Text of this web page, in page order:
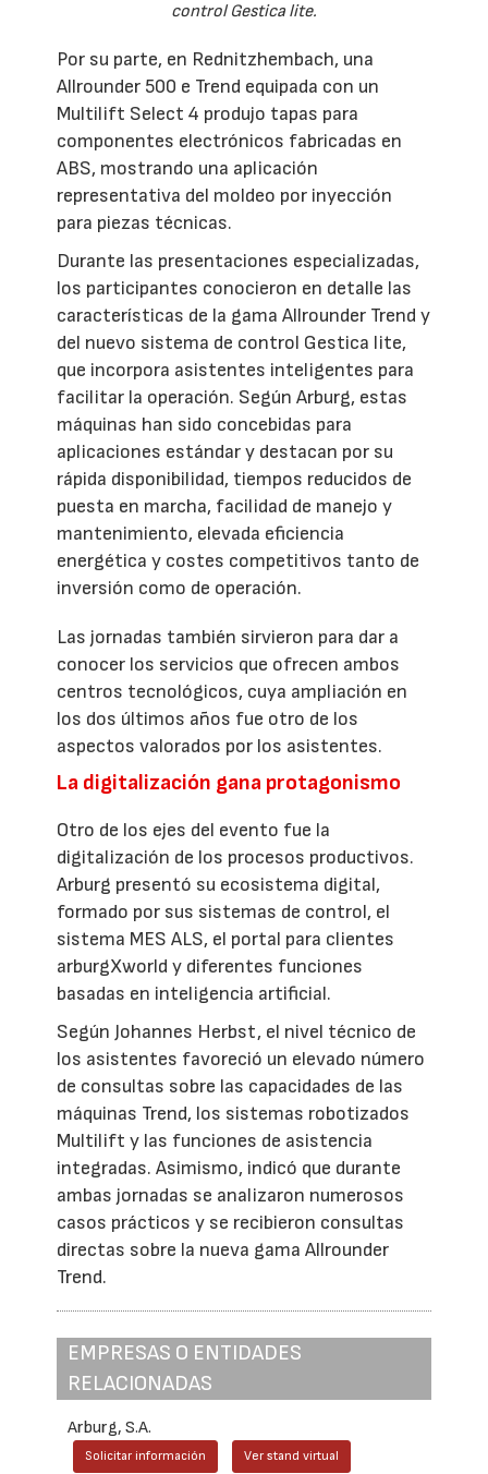
control Gestica lite.
Por su parte, en Rednitzhembach, una
Allrounder 500 e Trend equipada con un
Multilift Select 4 produjo tapas para
componentes electrónicos fabricadas en
ABS, mostrando una aplicación
representativa del moldeo por inyección
para piezas técnicas.
Durante las presentaciones especializadas,
los participantes conocieron en detalle las
características de la gama Allrounder Trend y
del nuevo sistema de control Gestica lite,
que incorpora asistentes inteligentes para
facilitar la operación. Según Arburg, estas
máquinas han sido concebidas para
aplicaciones estándar y destacan por su
rápida disponibilidad, tiempos reducidos de
puesta en marcha, facilidad de manejo y
mantenimiento, elevada eficiencia
energética y costes competitivos tanto de
inversión como de operación.
Las jornadas también sirvieron para dar a
conocer los servicios que ofrecen ambos
centros tecnológicos, cuya ampliación en
los dos últimos años fue otro de los
aspectos valorados por los asistentes.
La digitalización gana protagonismo
Otro de los ejes del evento fue la
digitalización de los procesos productivos.
Arburg presentó su ecosistema digital,
formado por sus sistemas de control, el
sistema MES ALS, el portal para clientes
arburgXworld y diferentes funciones
basadas en inteligencia artificial.
Según Johannes Herbst, el nivel técnico de
los asistentes favoreció un elevado número
de consultas sobre las capacidades de las
máquinas Trend, los sistemas robotizados
Multilift y las funciones de asistencia
integradas. Asimismo, indicó que durante
ambas jornadas se analizaron numerosos
casos prácticos y se recibieron consultas
directas sobre la nueva gama Allrounder
Trend.
EMPRESAS O ENTIDADES
RELACIONADAS
Arburg, S.A.
Solicitar información Ver stand virtual